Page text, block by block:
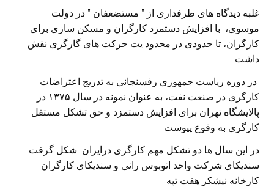
غلبه دیدگاه های طرفداری از ” مستضعفان ” در دولت
موسوی، با افزایش دستمزد کارگران و مسکن سازی برای
کارگران، تا حدودی در محدود یت حرکت های گارگری نقش
داشت.
در دوره ریاست جمهوری رفسنجانی به تدریج اعتراضات
کارگری در صنعت نفت، به عنوان نمونه در سال ۱۳۷۵ در
پالایشگاه تهران برای افزایش دستمزد و حق تشکل مستقل
کارگری به وقوع پیوست.
در این سال ها دو تشکل مهم کارگری درایران شکل گرفت:
سندیکای شرکت واحد اتوبوس رانی و سندیکای کارگران
کارخانه نیشکر هفت تپه